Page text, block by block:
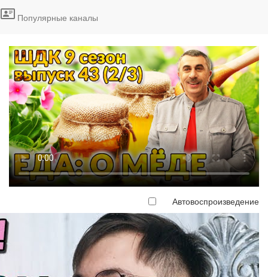
Популярные каналы
Автовоспроизведение